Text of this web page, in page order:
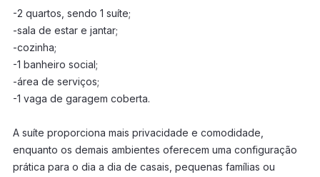
-2 quartos, sendo 1 suíte;
-sala de estar e jantar;
-cozinha;
-1 banheiro social;
-área de serviços;
-1 vaga de garagem coberta.
A suíte proporciona mais privacidade e comodidade,
enquanto os demais ambientes oferecem uma configuração
prática para o dia a dia de casais, pequenas famílias ou